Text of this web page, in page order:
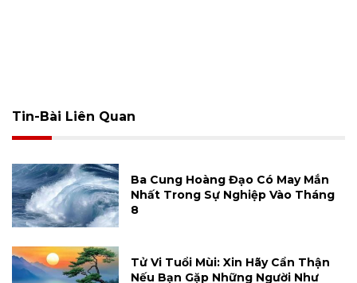
Tin-Bài Liên Quan
Ba Cung Hoàng Đạo Có May Mắn
Nhất Trong Sự Nghiệp Vào Tháng
8
Tử Vi Tuổi Mùi: Xin Hãy Cẩn Thận
Nếu Bạn Gặp Những Người Như